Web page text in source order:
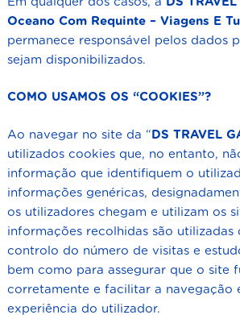
Oceano Com Requinte – Viagens E
permanece responsável pelos dados
sejam disponibilizados.
COMO USAMOS OS “COOKIES”?
Ao navegar no site da “DS TRAVEL
utilizados cookies que, no entanto,
informação que identifiquem o
informações genéricas,
os utilizadores chegam e utilizam os
informações recolhidas são utilizadas
controlo do número de visitas e
bem como para assegurar que o site
corretamente e facilitar a navegação
experiência do utilizador.